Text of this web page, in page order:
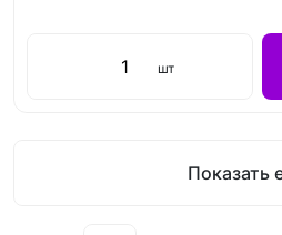
шт
Показать